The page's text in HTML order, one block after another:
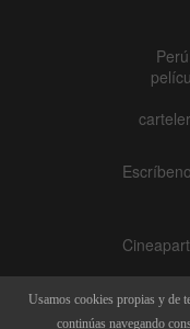
Usamos cookies propias y de
continúas navegando